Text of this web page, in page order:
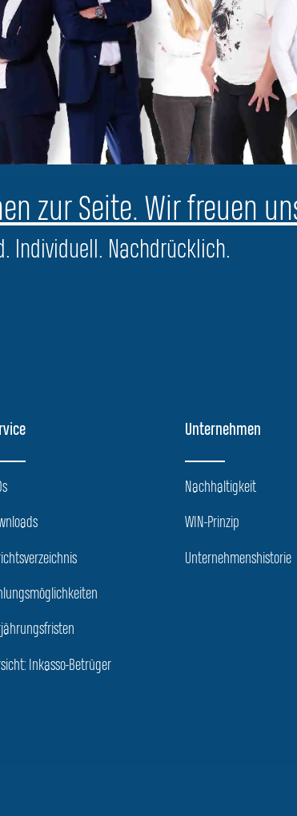
zur Seite. Wir freuen
Individuell. Nachdrücklich.
Inkasso-Betrüger
Unternehmen
Nachhaltigkeit
WIN-Prinzip
Unternehmenshistorie